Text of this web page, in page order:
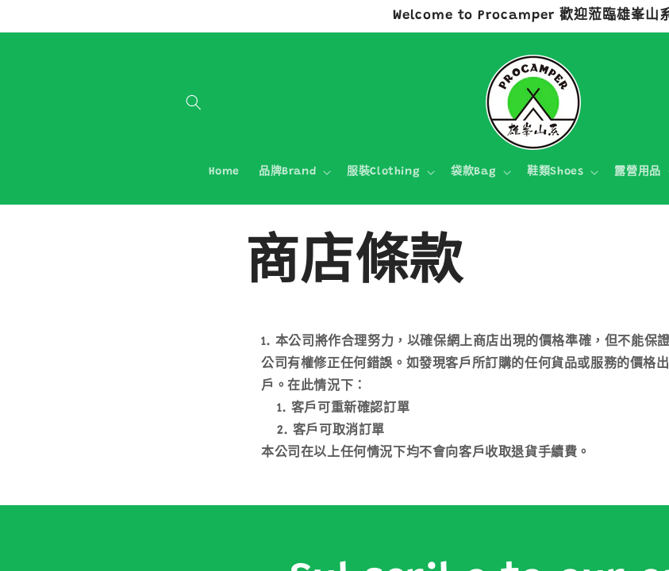
Welcome to Procamper 歡迎蒞臨雄峯山
Home 品牌Brand 服裝Clothing 袋款Bag 鞋類Shoes 露營用品
商店條款
本公司將作合理努力，以確保網上商店出現的價格準確，但不能保
公司有權修正任何錯誤。如發現客戶所訂購的任何貨品或服務的價格
戶。在此情況下：
客戶可重新確認訂單
客戶可取消訂單
本公司在以上任何情況下均不會向客戶收取退貨手續費。